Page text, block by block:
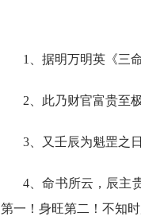
1、据明万明英《三
2、此乃财官富贵至
3、又壬辰为魁罡之
4、命书所云，辰主
第一！身旺第二！不知